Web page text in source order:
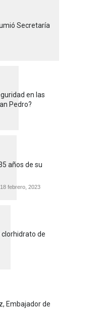
Secretaría
en las
Pedro?
años de su
18 febrero, 2023
clorhidrato de
Embajador de